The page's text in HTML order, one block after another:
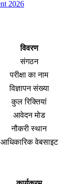
विवरण
संगठन
परीक्षा का नाम
विज्ञापन संख्या
कुल रिक्तियां
आवेदन मोड
नौकरी स्थान
आधिकारिक वेबसाइट